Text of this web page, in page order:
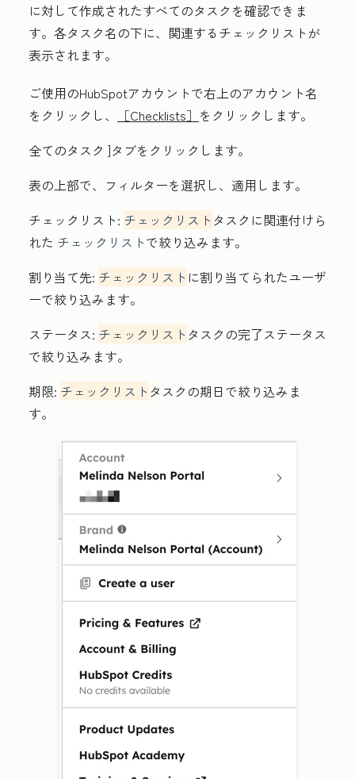
に対して作成されたすべてのタスクを確認できま
す。各タスク名の下に、関連するチェックリストが
表示されます。
ご使用のHubSpotアカウントで右上のアカウント名
をクリックし、
［Checklists］ をクリックします。
全てのタスク ]タブをクリックします。
表の上部で、フィルターを選択し、適用します。
チェックリスト: チェックリスト タスクに関連付けら
れた チェックリストで絞り込みます。
割り当て先: チェックリスト に割り当てられたユーザ
ーで絞り込みます。
ステータス: チェックリスト タスクの完了ステータス
で絞り込みます。
期限: チェックリスト タスクの期日で絞り込みま
す。